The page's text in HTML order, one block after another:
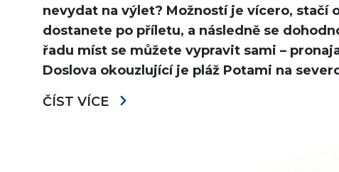
nevydat na výlet? Možností je vícero,
dostanete po příletu, a následně se
řadu míst se můžete vypravit sami –
Doslova okouzlující je pláž Potami na
ČÍST VÍCE